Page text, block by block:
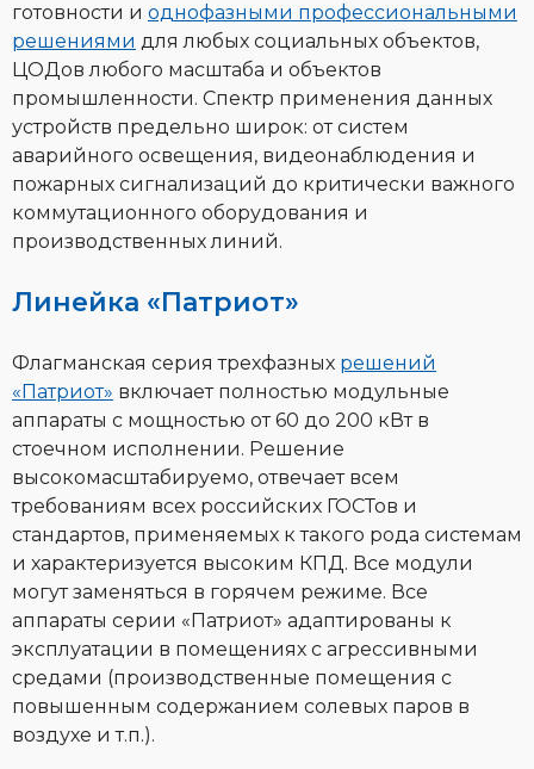
готовности и однофазными профессиональными
решениями для любых социальных объектов,
ЦОДов любого масштаба и объектов
промышленности. Спектр применения данных
устройств предельно широк: от систем
аварийного освещения, видеонаблюдения и
пожарных сигнализаций до критически важного
коммутационного оборудования и
производственных линий.
Линейка «Патриот»
Флагманская серия трехфазных решений
«Патриот» включает полностью модульные
аппараты с мощностью от 60 до 200 кВт в
стоечном исполнении. Решение
высокомасштабируемо, отвечает всем
требованиям всех российских ГОСТов и
стандартов, применяемых к такого рода системам
и характеризуется высоким КПД. Все модули
могут заменяться в горячем режиме. Все
аппараты серии «Патриот» адаптированы к
эксплуатации в помещениях с агрессивными
средами (производственные помещения с
повышенным содержанием солевых паров в
воздухе и т.п.).